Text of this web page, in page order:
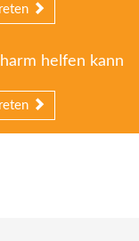
helfen kann